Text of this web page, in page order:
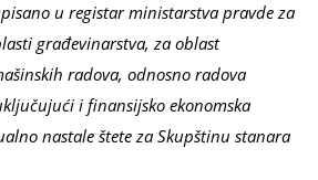
u registar ministarstva pravde za
građevinarstva, za oblast
radova, odnosno radova
i finansijsko ekonomska
nastale štete za Skupštinu stanara